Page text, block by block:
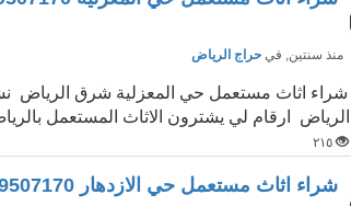
منذ سنتين, فيحراج الرياض
شراء اثاث مستعمل حي المعزلية شرق الرياض
الرياض ارقام لي يشترون الاثاث المستعمل
٢١٥
شراء اثاث مستعمل حي الازدهار 0509507170